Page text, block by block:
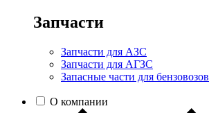
Запчасти
Запчасти для АЗС
Запчасти для АГЗС
Запасные части для бензовозов
О компании